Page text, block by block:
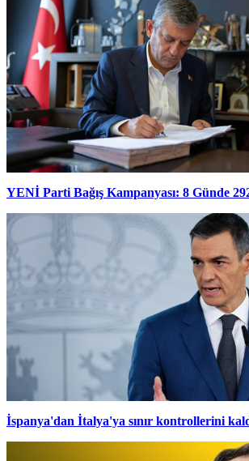
YENİ Parti Bağış Kampanyası: 8 Günde
İspanya'dan İtalya'ya sınır kontrollerini